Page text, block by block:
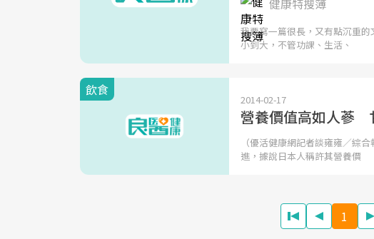
健康特搜簿
我要寫一篇很長，又有點沉重
小到大，不管功課、生活、
飲食
2014-02-17
營養價值高如人蔘
（優活健康網記者談雍雍／綜
進，據說日本人稱許其營養價
1